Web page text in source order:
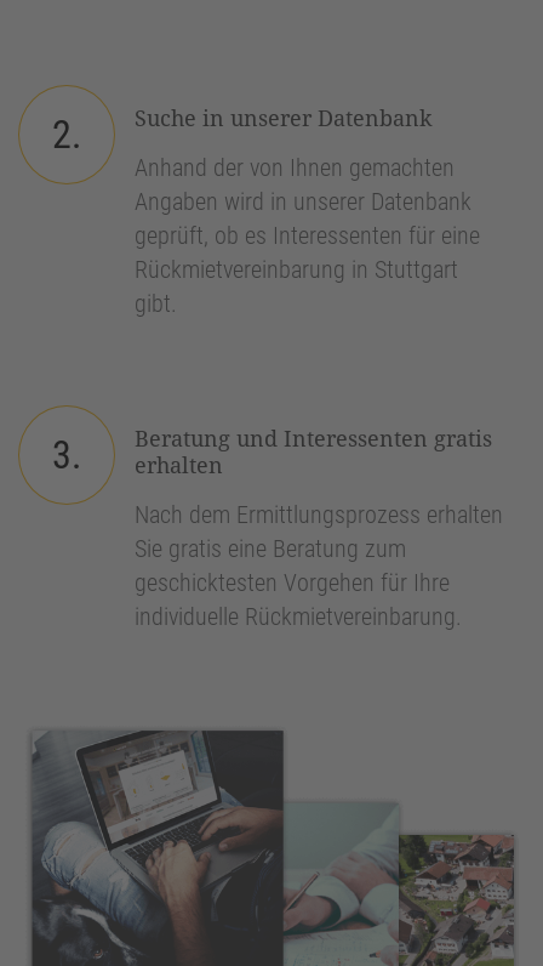
2.
Suche in unserer Datenbank
Anhand der von Ihnen gemachten
Angaben wird in unserer Datenbank
geprüft, ob es Interessenten für eine
Rückmietvereinbarung in Stuttgart
gibt.
3.
Beratung und Interessenten gratis
erhalten
Nach dem Ermittlungsprozess erhalten
Sie gratis eine Beratung zum
geschicktesten Vorgehen für Ihre
individuelle Rückmietvereinbarung.